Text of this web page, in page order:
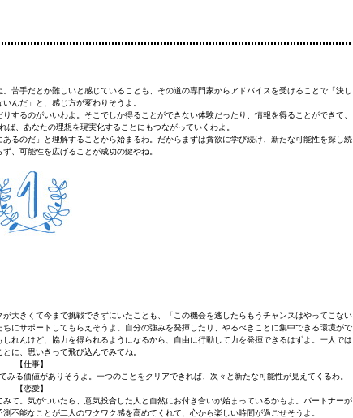
苦手だとか難しいと感じていることも、その道の専門家からアドバイスを受けることで「決し
んだ」と、感じ方が変わりそうよ。
するのがいいわよ。そこでしか得ることができない体験だったり、情報を得ることができて、
、あなたの理想を現実化することにもつながっていくわよ。
るのだ」と理解することから始まるわ。だからまずは貪欲に学び続け、新たな可能性を探し続
、可能性を広げることが成功の鍵やね。
大きくて今まで挑戦できずにいたことも、「この機会を逃したらもうチャンスはやってこない
にサポートしてもらえそうよ。自分の強みを発揮したり、やるべきことに集中できる環境がで
れんけど、協力を得られるようになるから、自由に行動して力を発揮できるはずよ。一人では
に、思いきって飛び込んでみてね。
【仕事】
る価値がありそうよ。一つのことをクリアできれば、次々と新たな可能性が見えてくるわ。
【恋愛】
て。気がついたら、意気投合した人と自然にお付き合いが始まっているかもよ。パートナーが
不能なことが二人のワクワク感を高めてくれて、心から楽しい時間が過ごせそうよ。